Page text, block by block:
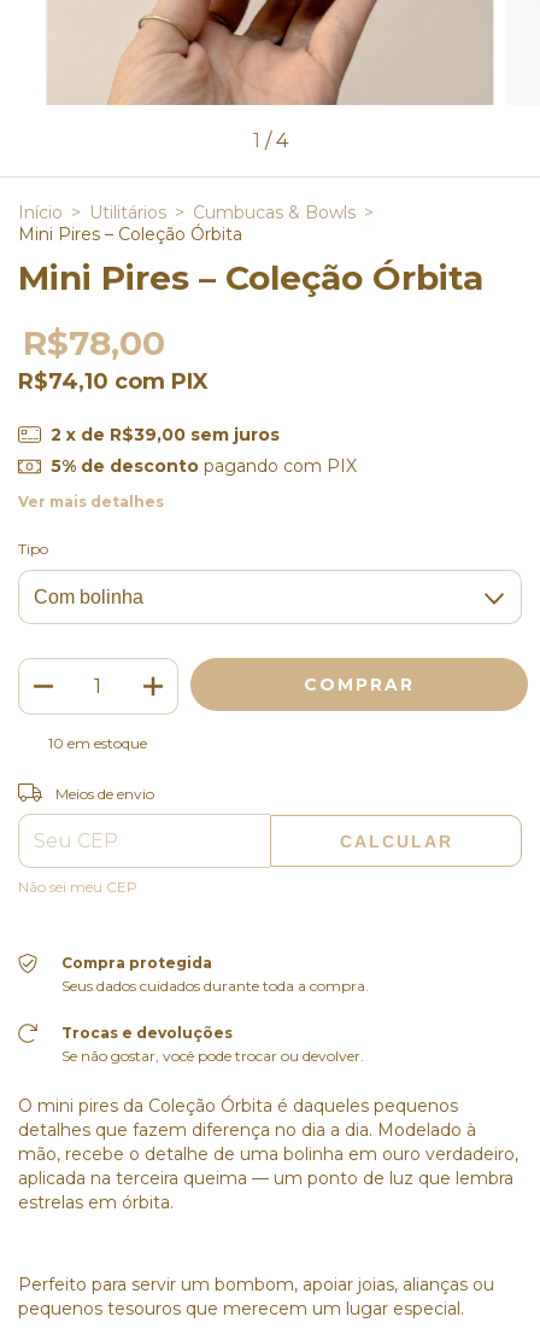
1 /4
Início > Utilitários > Cumbucas & Bowls >
Mini Pires – Coleção Órbita
Mini Pires – Coleção Órbita
R$78,00
R$74,10 com PIX
2 x de R$39,00 sem juros
5% de descontopagando com PIX
Ver mais detalhes
Tipo
10 em estoque
Entregas para o CEP:
Meios de envio
CALCULAR
Não sei meu CEP
Compra protegida
Seus dados cuidados durante toda a compra.
Trocas e devoluções
Se não gostar, você pode trocar ou devolver.
O mini pires da Coleção Órbita é daqueles pequenos
detalhes que fazem diferença no dia a dia. Modelado à
mão, recebe o detalhe de uma bolinha em ouro verdadeiro,
aplicada na terceira queima — um ponto de luz que lembra
estrelas em órbita.
Perfeito para servir um bombom, apoiar joias, alianças ou
pequenos tesouros que merecem um lugar especial.